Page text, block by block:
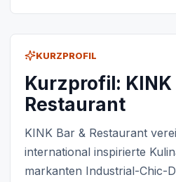
KURZPROFIL
Kurzprofil: KINK
Restaurant
KINK Bar & Restaurant
international inspirierte
markanten Industrial-Chic-